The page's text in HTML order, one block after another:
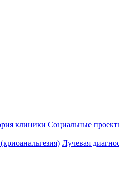
клиники Социальные
Лучевая